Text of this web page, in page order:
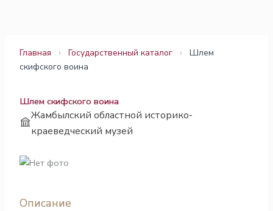
Главная › Государственный каталог ›
Шлем
скифского воина
Шлем скифского воина
Жамбылский областной историко-
краеведческий музей
Описание